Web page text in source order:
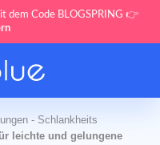
dem Code BLOGSPRING 👉
- Schlankheits
leichte und gelungene